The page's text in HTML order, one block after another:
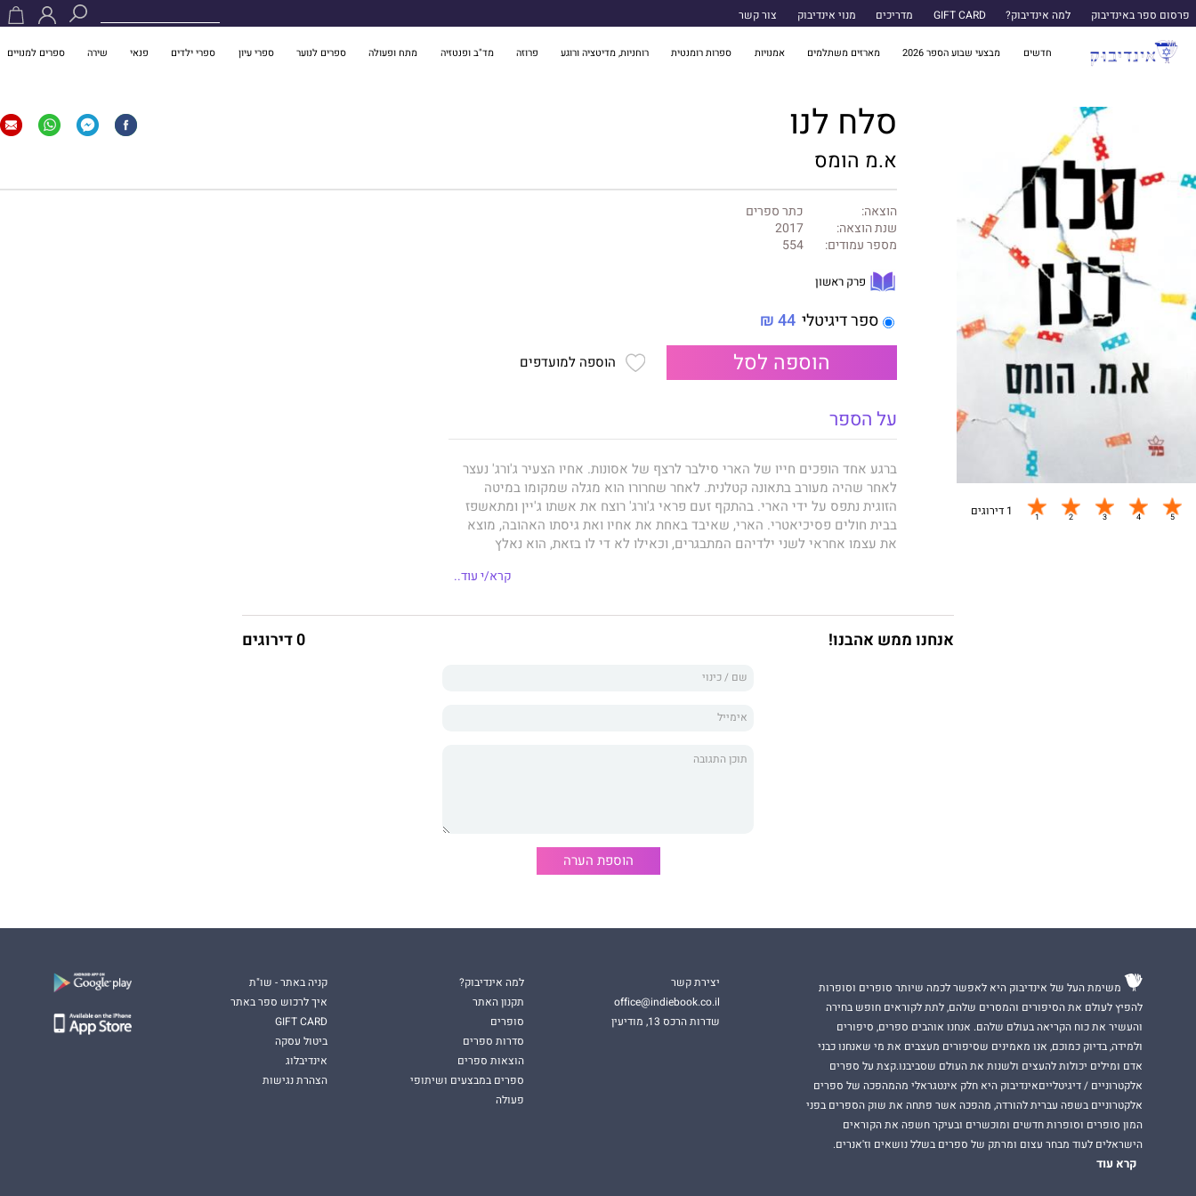
פרסום ספר באינדיבוק למה אינדיבוק? GIFT CARD מדריכים מנוי אינדיבוק צור קשר
חדשים מבצעי שבוע הספר 2026 מארזים משתלמים אמנויות ספרות רומנטית רוחניות, מדיטציה ורוגע פרוזה מד"ב ופנטזיה מתח ופעולה ספרים לנוער ספרי עיון ספרי ילדים פנאי שירה ספרים למנויים
1 דירוגים
סלח לנו
א.מ הומס
הוצאה:
כתר ספרים
שנת הוצאה:
2017
מספר עמודים:
554
פרק ראשון
ספר דיגיטלי 44 ₪
הוספה לסל הוספה למועדפים
על הספר
ברגע אחד הופכים חייו של הארי סילבר לרצף של אסונות. אחיו הצעיר ג'ורג' נעצר
לאחר שהיה מעורב בתאונה קטלנית. לאחר שחרורו הוא מגלה שמקומו במיטה
הזוגית נתפס על ידי הארי. בהתקף זעם פראי ג'ורג' רוצח את אשתו ג'יין ומתאשפז
בבית חולים פסיכיאטרי. הארי, שאיבד באחת את אחיו ואת גיסתו האהובה, מוצא
את עצמו אחראי לשני ילדיהם המתבגרים, וכאילו לא די לו בזאת, הוא נאלץ
שנמצא בנפילה חופשית לתהום שאין חזרה ממנה. אבל לפעמים דווקא כשכל
הקלפים נטרפים, וכשנראה שהכול אבוד, נוצרת הזדמנות לחיים אחרים. הארי נאלץ
לברוא לעצמו את עולמו מחדש. הוא מקים משפחה שהקשרים בין חבריה מבוססים
על בחירה יותר מאשר על ביולוגיה, הוא משתחרר מחשבונות משפחתיים ישנים והוא
לומד שיש יותר מדרך אחת להיות מאושר.
הוא ספר מר־מתוק על חיים שמציעים הזדמנות שנייה.
הספר זכה בפרס בֵּייליז לסיפורת מאת נשים ב־ 2013.
קרא/י עוד..
אנחנו ממש אהבנו! 0 דירוגים
הוספת הערה
משימת העל של אינדיבוק היא לאפשר לכמה שיותר סופרים וסופרות
להפיץ לעולם את הסיפורים והמסרים שלהם, לתת לקוראים חופש בחירה
והעשיר את כוח הקריאה בעולם שלהם. אנחנו אוהבים ספרים, סיפורים
ולמידה, בדיוק כמוכם, אנו מאמינים שסיפורים מעצבים את מי שאנחנו כבני
אדם ומילים יכולות להעצים ולשנות את העולם שסביבנו.קצת על ספרים
אלקטרוניים / דיגיטלייםאינדיבוק היא חלק אינטגראלי מהמהפכה של ספרים
אלקטרוניים בשפה עברית להורדה, מהפכה אשר פתחה את שוק הספרים בפני
המון סופרים וסופרות חדשים ומוכשרים ובעיקר חשפה את הקוראים
הישראלים לעוד מבחר עצום ומרתק של ספרים בשלל נושאים וז'אנרים.
קרא עוד
יצירת קשר
office@indiebook.co.il
שדרות הרכס 13, מודיעין
למה אינדיבוק?
תקנון האתר
סופרים
סדרות ספרים
הוצאות ספרים
ספרים במבצעים ושיתופי
פעולה
קניה באתר - שו"ת
איך לרכוש ספר באתר
GIFT CARD
ביטול עסקה
אינדיבלוג
הצהרת נגישות